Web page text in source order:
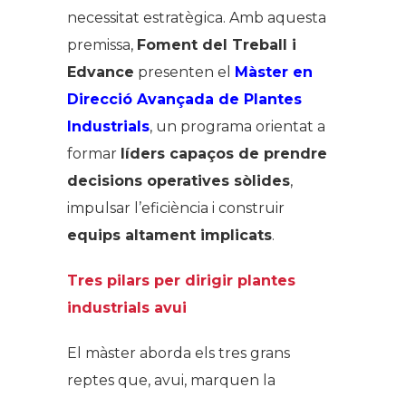
necessitat estratègica. Amb aquesta
premissa, Foment del Treball i
Edvance presenten el Màster en
Direcció Avançada de Plantes
Industrials, un programa orientat a
formar líders capaços de prendre
decisions operatives sòlides,
impulsar l’eficiència i construir
equips altament implicats.
Tres pilars per dirigir plantes
industrials avui
El màster aborda els tres grans
reptes que, avui, marquen la